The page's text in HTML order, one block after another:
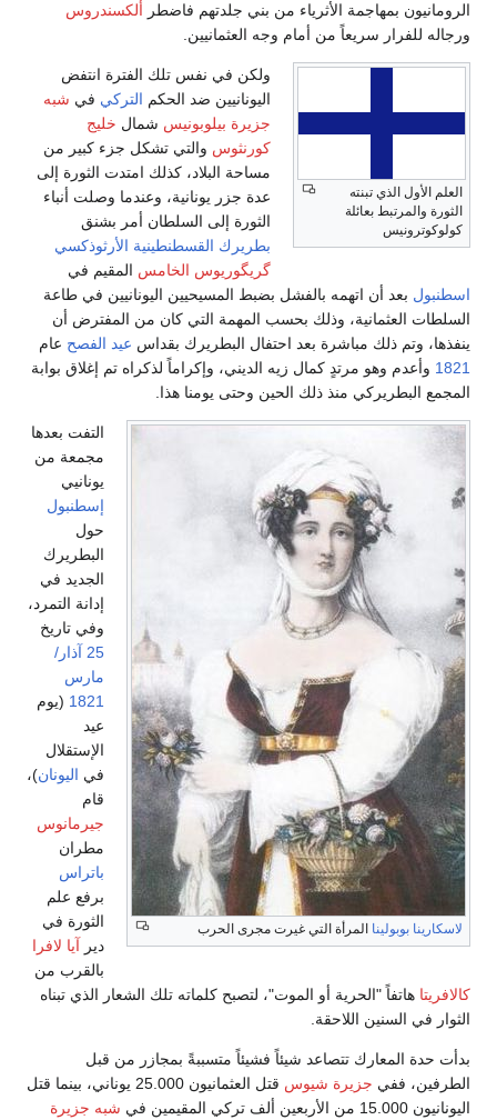
الرومانيون بمهاجمة الأثرياء من بني جلدتهم فاضطر ألكسندروس
ورجاله للفرار سريعاً من أمام وجه العثمانيين.
العلم الأول الذي تبنته
الثورة والمرتبط بعائلة
كولوكوترونيس
ولكن في نفس تلك الفترة انتفض
اليونانيين ضد الحكم التركي في شبه
جزيرة بيلوبونيس شمال خليج
كورنثوس والتي تشكل جزء كبير من
مساحة البلاد، كذلك امتدت الثورة إلى
عدة جزر يونانية، وعندما وصلت أنباء
الثورة إلى السلطان أمر بشنق
بطريرك القسطنطينية الأرثوذكسي
گريگوريوس الخامس المقيم في
اسطنبول بعد أن اتهمه بالفشل بضبط المسيحيين اليونانيين في طاعة
السلطات العثمانية، وذلك بحسب المهمة التي كان من المفترض أن
ينفذها، وتم ذلك مباشرة بعد احتفال البطريرك بقداس عيد الفصح عام
1821 وأعدم وهو مرتدٍ كمال زيه الديني، وإكراماً لذكراه تم إغلاق بوابة
المجمع البطريركي منذ ذلك الحين وحتى يومنا هذا.
لاسكارينا بوبولينا المرأة التي غيرت مجرى الحرب
التفت بعدها
مجمعة من
يونانيي
إسطنبول
حول
البطريرك
الجديد في
إدانة التمرد،
وفي تاريخ
25 آذار/
مارس
1821 (يوم
عيد
الإستقلال
في اليونان)،
قام
جيرمانوس
مطران
باتراس
برفع علم
الثورة في
دير آيا لافرا
بالقرب من
كالافريتا هاتفاً "الحرية أو الموت"، لتصبح كلماته تلك الشعار الذي تبناه
الثوار في السنين اللاحقة.
بدأت حدة المعارك تتصاعد شيئاً فشيئاً متسببةً بمجازر من قبل
الطرفين، ففي جزيرة شيوس
قتل العثمانيون 25.000 يوناني، بينما قتل
اليونانيون 15.000 من الأربعين ألف تركي المقيمين في
شبه جزيرة